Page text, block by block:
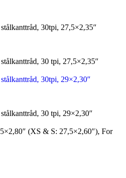
30tpi, 27,5×2,35″
30 tpi, 27,5×2,35″
30tpi, 29×2,30″
30 tpi, 29×2,30″
(XS & S: 27,5×2,60″), For